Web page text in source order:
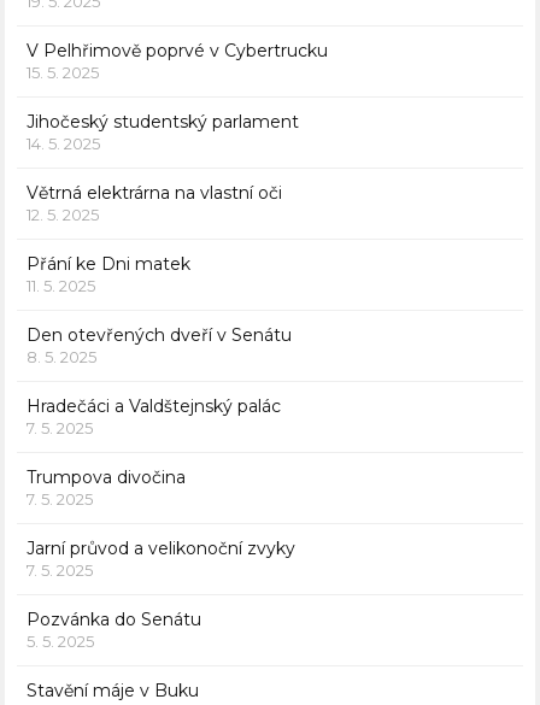
V Pelhřimově poprvé v Cybertrucku
15. 5. 2025
Jihočeský studentský parlament
14. 5. 2025
Větrná elektrárna na vlastní oči
12. 5. 2025
Přání ke Dni matek
11. 5. 2025
Den otevřených dveří v Senátu
8. 5. 2025
Hradečáci a Valdštejnský palác
7. 5. 2025
Trumpova divočina
7. 5. 2025
Jarní průvod a velikonoční zvyky
7. 5. 2025
Pozvánka do Senátu
5. 5. 2025
Stavění máje v Buku